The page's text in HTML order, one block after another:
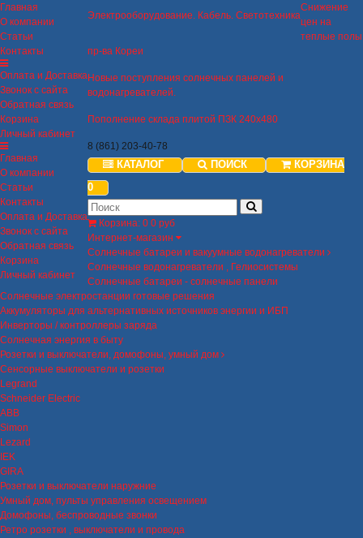
Главная
О компании
Статьи
Контакты
Оплата и Доставка
Звонок с сайта
Обратная связь
Корзина
Личный кабинет
Главная
О компании
Статьи
Контакты
Оплата и Доставка
Звонок с сайта
Обратная связь
Корзина
Личный кабинет
Электрооборудование. Кабель. Светотехника
Снижение
цен на
теплые полы
пр-ва Кореи
Новые поступления солнечных панелей и
водонагревателей.
Пополнение склада плитой ПЗК 240х480
8 (861) 203-40-78
КАТАЛОГ ПОИСК
КОРЗИНА
0
Корзина: 0 0 руб
Интернет-магазин
Солнечные батареи и вакуумные водонагреватели
Солнечные водонагреватели , Гелиосистемы
Солнечные батареи - солнечные панели
Солнечные электростанции готовые решения
Аккумуляторы для альтернативных источников энергии и ИБП
Инверторы / контроллеры заряда
Солнечная энергия в быту
Розетки и выключатели, домофоны, умный дом
Сенсорные выключатели и розетки
Legrand
Schneider Electric
ABB
Simon
Lezard
IEK
GIRA
Розетки и выключатели наружние
Умный дом, пульты управления освещением
Домофоны, беспроводные звонки
Ретро розетки , выключатели и провода